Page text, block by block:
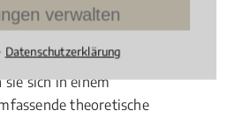
Einerseits haben sie in
Jahren eine bestimmte Anzahl
Transport bearbeitet.
sie sich in einem
theoretische
verwalten
Datenschutzerklärung